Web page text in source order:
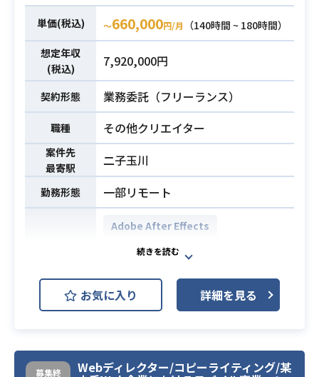
必須スキル
Mのご経験2年以上
・Railsを用いた開発経験またはRails
開発を行なっていた現場でのPM/Pd
M経験
・ソフトウェア開発の上流工程(要件
定義・基本設計)の経験
・システムの開発、導入におけるス
テークホルダーとの折衝や調整の経
業務内容
・Azureクラウド環境の設計、構築、
および運用管理
ラブルシューティング、およびパフ
ォーマンス最適化
・セキュリティポリシーの実施とAzu
reリソースのセキュリティ管理
・バックアップ、復元、および災害
復旧の計画および実行
・インシデント対応と緊急サポート
の提供
・インフラストラクチャのコスト最
適化
・Azure関連のタスクに関する手順書
の作成、レビュー、および承認
【管理対象】
Azure Subscription : 開発 x1 , ステ
ージング x4 , 本番 x4 , 検証 x1
・Azure管理経験（ステージング環
境、本番環境、検証環境など）
単価(税込) 〜660,000円/月
（140時間 ~ 180時間）
想定年収
(税込)
7,920,000円
契約形態 業務委託（フリーランス）
職種 その他クリエイター
案件先
最寄駅
二子玉川
勤務形態 一部リモート
Adobe After Effects
Adobe Illustrator
Adobe Photoshop
【案件概要】
の映像作成をAfterEffectsを利用し
て行なっていただきます。
お気に入り 詳細を見る
募集終
Webディレクター/コピーライティング/某